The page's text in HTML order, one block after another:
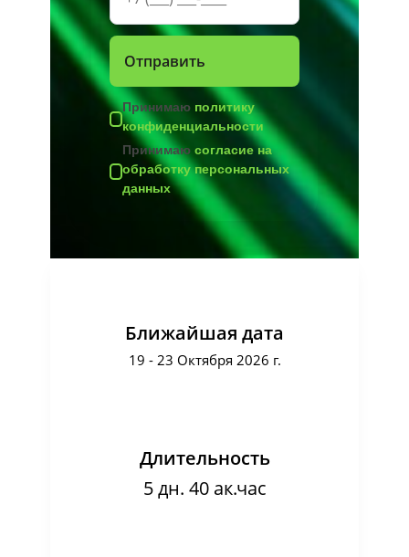
Принимаю политику
конфиденциальности
Принимаю согласие на
обработку персональных
данных
Ближайшая дата
19 - 23 Октября 2026 г.
Длительность
5 дн. 40 ак.час